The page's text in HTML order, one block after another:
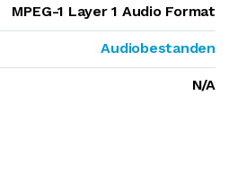
MPEG-1 Layer 1 Audio Format
Audiobestanden
N/A